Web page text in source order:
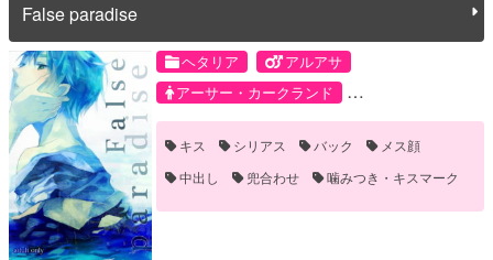
False paradise
ヘタリア
アルアサ
アーサー・カークランド
アルフレッド・F・ジョーンズ
キス シリアス バック
メス顔
中出し
兜合わせ
噛みつき・キスマーク
手コキ
手マン 眼鏡